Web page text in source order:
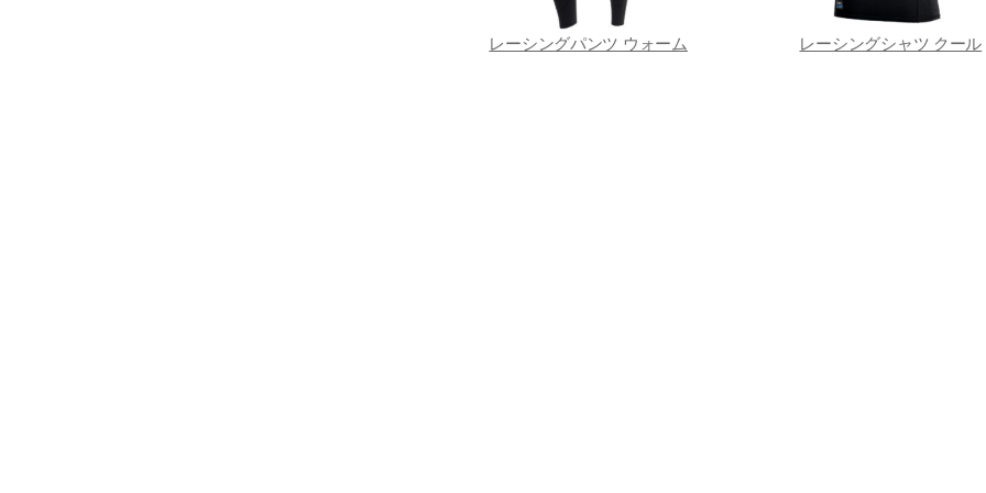
レーシングパンツ ウォーム レーシングシャツ クール